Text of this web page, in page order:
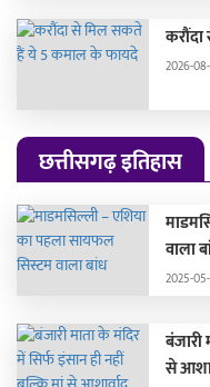
2026-
छत्तीसगढ़ इतिहास
वाला
2025-
बंजारी
से